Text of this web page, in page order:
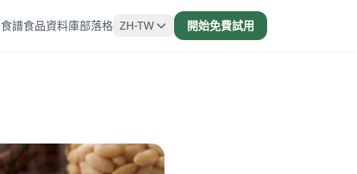
食譜食品資料庫部落格 ZH-TW 開始免費試用